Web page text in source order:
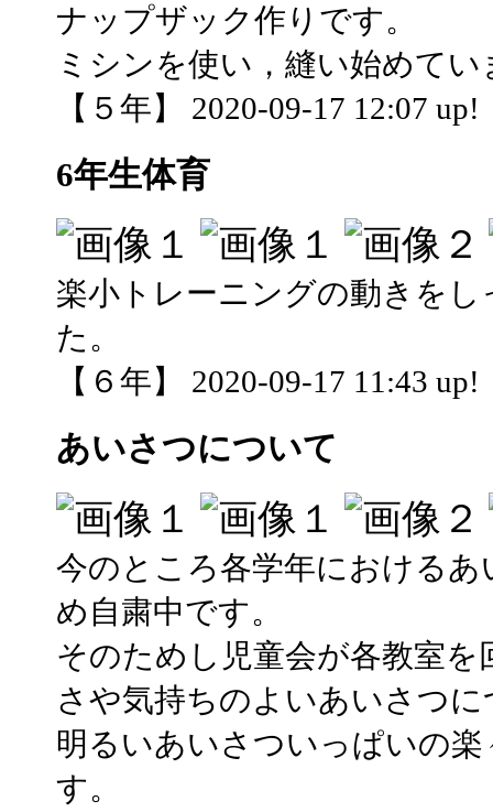
ナップザック作りです。
ミシンを使い，縫い始めてい
【５年】 2020-09-17 12:07 up!
6年生体育
楽小トレーニングの動きを
た。
【６年】 2020-09-17 11:43 up!
あいさつについて
今のところ各学年における
め自粛中です。
そのためし児童会が各教室
さや気持ちのよいあいさつ
明るいあいさついっぱいの
す。